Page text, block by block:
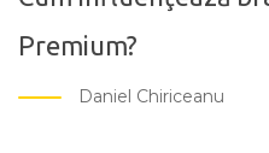
Premium?
Daniel Chiriceanu